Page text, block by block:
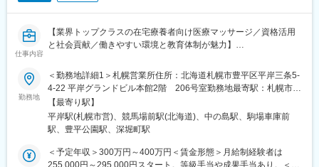
仕事内容
【業界トップクラスの在宅療養者向け医療マッサージ／資格活用
と社会貢献／働きやすい環境と教育体制が魅力】
■業務概要
当社は在宅療養者や介護を必要とされる方のご自宅や入居施設を
訪問し、健康保険が適用される医療マッサージ施術を提供してい
ます。施術師として、ご利用者様の身体機能や精神機能の維持・
向上、QOL（生活の質）向上を目指したサービスを展開し、地域
の方々が安心して生活できるよう支援する役割です。
■業務詳細
勤務地
＜勤務地詳細1＞札幌営業所住所：北海道札幌市豊平区平岸三条5-
4-22 平岸グランドビル本館2階 206号室勤務地最寄駅：札幌市営
地下鉄南北線／平岸駅受動喫煙対策：屋内全面禁煙＜勤務地詳細2
＞函館出張所住所：北海道函館市日吉町4-16-21 コンテ日吉5号室
受動喫煙対策：屋内全面禁煙変更の範囲：会社の定める事業所
【最寄り駅】
平岸駅(札幌市営)、競馬場前駅(北海道)、中の島駅、駒場車庫前
駅、豊平公園駅、深堀町駅
＜予定年収＞300万円～400万円＜賃金形態＞月給制経験者は
255,000円～295,000円スタート。等級手当や成果手当あり。＜賃